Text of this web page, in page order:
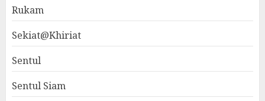
Rukam
Sekiat@Khiriat
Sentul
Sentul Siam